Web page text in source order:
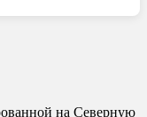
на Северную